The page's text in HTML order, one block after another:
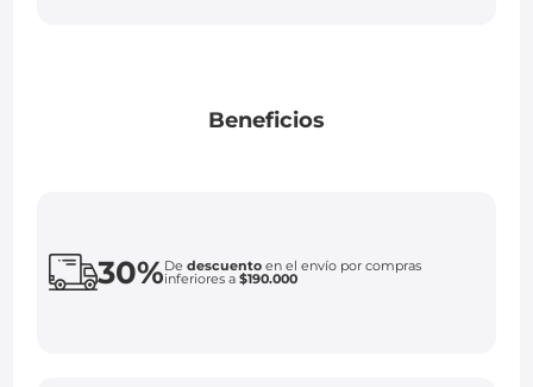
Beneficios
30%Dedescuento en el envío por compras
inferiores a$190.000